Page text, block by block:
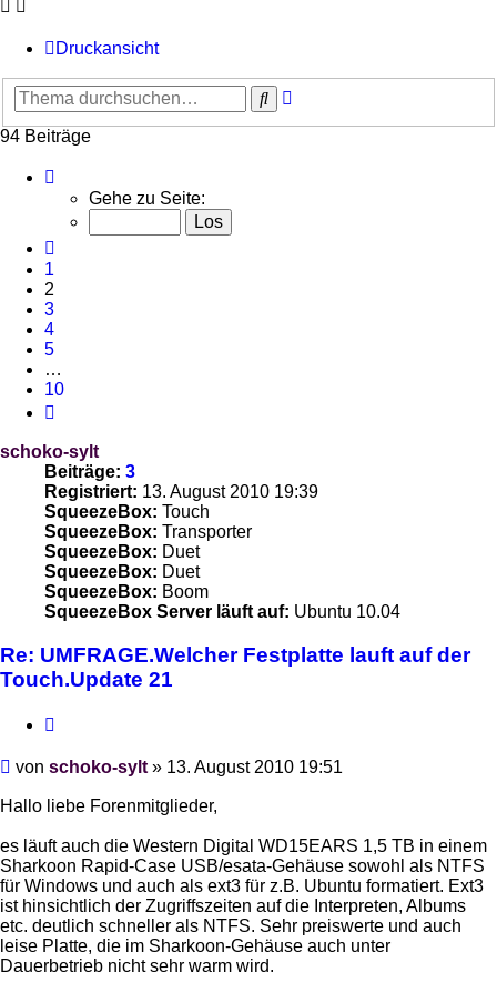
Druckansicht
Suche
94 Beiträge
10
Gehe zu Seite:
1
2
3
4
5
…
10
schoko-sylt
Beiträge: 3
Registriert: 13. August 2010 19:39
SqueezeBox: Touch
SqueezeBox: Transporter
SqueezeBox: Duet
SqueezeBox: Duet
SqueezeBox: Boom
SqueezeBox Server läuft auf: Ubuntu 10.04
Re: UMFRAGE.Welcher Festplatte lauft auf der
Touch.Update 21
Beitrag
von schoko-sylt» 13. August 2010 19:51
Hallo liebe Forenmitglieder,
es läuft auch die Western Digital WD15EARS 1,5 TB in einem
Sharkoon Rapid-Case USB/esata-Gehäuse sowohl als NTFS
für Windows und auch als ext3 für z.B. Ubuntu formatiert. Ext3
ist hinsichtlich der Zugriffszeiten auf die Interpreten, Albums
etc. deutlich schneller als NTFS. Sehr preiswerte und auch
leise Platte, die im Sharkoon-Gehäuse auch unter
Dauerbetrieb nicht sehr warm wird.